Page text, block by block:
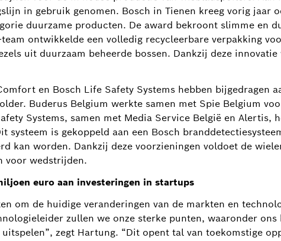
in gebruik genomen. Bosch in Tienen kreeg vorig jaar
duurzame producten. De award bekroont slimme en
ontwikkelde een volledig recycleerbare verpakking
uit duurzaam beheerde bossen. Dankzij deze
en Bosch Life Safety Systems hebben bijgedragen
Buderus Belgium werkte samen met Spie Belgium
Systems, samen met Media Service België en Alertis,
systeem is gekoppeld aan een Bosch
kan worden. Dankzij deze voorzieningen voldoet de
voor wedstrijden.
euro aan investeringen in startups
om de huidige veranderingen van de markten en
zullen we onze sterke punten, waaronder ons
zegt Hartung. “Dit opent tal van toekomstige